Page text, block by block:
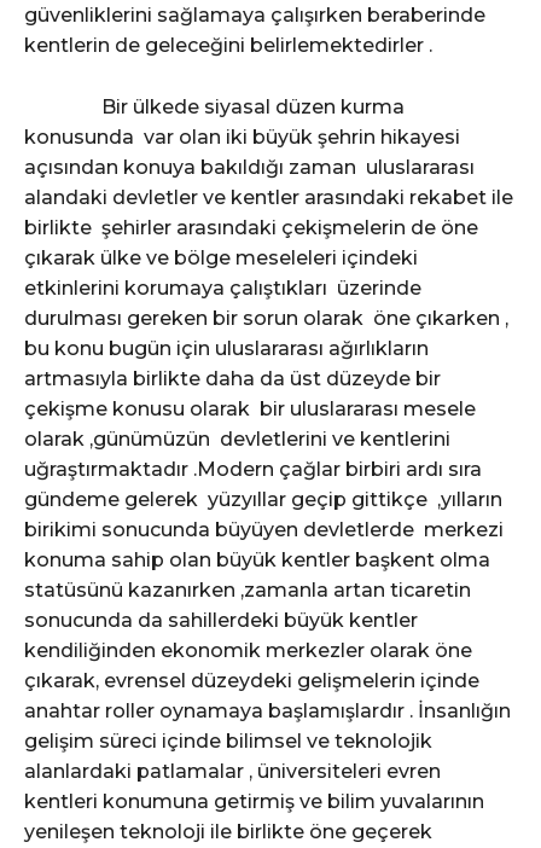
güvenliklerini sağlamaya çalışırken beraberinde
kentlerin de geleceğini belirlemektedirler .
Bir ülkede siyasal düzen kurma
konusunda var olan iki büyük şehrin hikayesi
açısından konuya bakıldığı zaman uluslararası
alandaki devletler ve kentler arasındaki rekabet ile
birlikte şehirler arasındaki çekişmelerin de öne
çıkarak ülke ve bölge meseleleri içindeki
etkinlerini korumaya çalıştıkları üzerinde
durulması gereken bir sorun olarak öne çıkarken ,
bu konu bugün için uluslararası ağırlıkların
artmasıyla birlikte daha da üst düzeyde bir
çekişme konusu olarak bir uluslararası mesele
olarak ,günümüzün devletlerini ve kentlerini
uğraştırmaktadır .Modern çağlar birbiri ardı sıra
gündeme gelerek yüzyıllar geçip gittikçe ,yılların
birikimi sonucunda büyüyen devletlerde merkezi
konuma sahip olan büyük kentler başkent olma
statüsünü kazanırken ,zamanla artan ticaretin
sonucunda da sahillerdeki büyük kentler
kendiliğinden ekonomik merkezler olarak öne
çıkarak, evrensel düzeydeki gelişmelerin içinde
anahtar roller oynamaya başlamışlardır . İnsanlığın
gelişim süreci içinde bilimsel ve teknolojik
alanlardaki patlamalar , üniversiteleri evren
kentleri konumuna getirmiş ve bilim yuvalarının
yenileşen teknoloji ile birlikte öne geçerek